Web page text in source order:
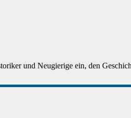
und Neugierige ein, den